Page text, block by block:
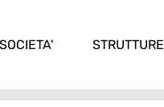
SOCIETA' STRUTTURE